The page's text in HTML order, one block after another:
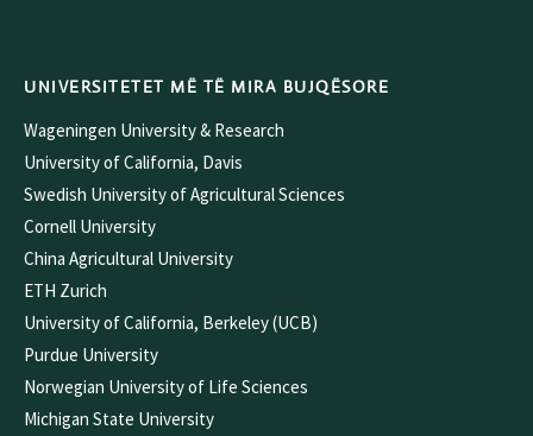
UNIVERSITETET MË TË MIRA BUJQËSORE
Wageningen University & Research
University of California, Davis
Swedish University of Agricultural Sciences
Cornell University
China Agricultural University
ETH Zurich
University of California, Berkeley (UCB)
Purdue University
Norwegian University of Life Sciences
Michigan State University